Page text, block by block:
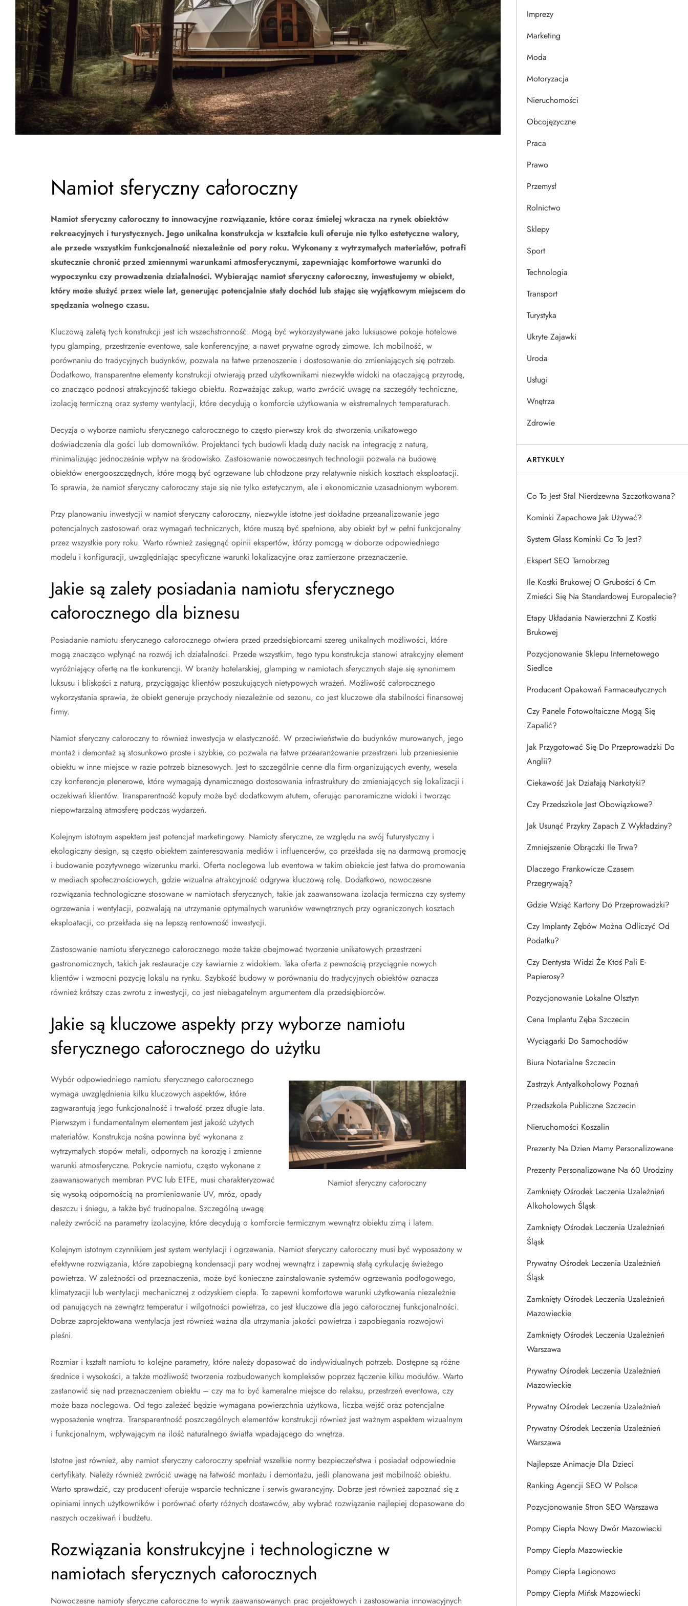
Namiot sferyczny całoroczny
Namiot sferyczny całoroczny to innowacyjne rozwiązanie, które coraz śmielej wkracza na rynek obiektów
rekreacyjnych i turystycznych. Jego unikalna konstrukcja w kształcie kuli oferuje nie tylko estetyczne walory,
ale przede wszystkim funkcjonalność niezależnie od pory roku. Wykonany z wytrzymałych materiałów, potrafi
skutecznie chronić przed zmiennymi warunkami atmosferycznymi, zapewniając komfortowe warunki do
wypoczynku czy prowadzenia działalności. Wybierając namiot sferyczny całoroczny, inwestujemy w obiekt,
który może służyć przez wiele lat, generując potencjalnie stały dochód lub stając się wyjątkowym miejscem do
spędzania wolnego czasu.
Kluczową zaletą tych konstrukcji jest ich wszechstronność. Mogą być wykorzystywane jako luksusowe pokoje hotelowe
typu glamping, przestrzenie eventowe, sale konferencyjne, a nawet prywatne ogrody zimowe. Ich mobilność, w
porównaniu do tradycyjnych budynków, pozwala na łatwe przenoszenie i dostosowanie do zmieniających się potrzeb.
Dodatkowo, transparentne elementy konstrukcji otwierają przed użytkownikami niezwykłe widoki na otaczającą przyrodę,
co znacząco podnosi atrakcyjność takiego obiektu. Rozważając zakup, warto zwrócić uwagę na szczegóły techniczne,
izolację termiczną oraz systemy wentylacji, które decydują o komforcie użytkowania w ekstremalnych temperaturach.
Decyzja o wyborze namiotu sferycznego całorocznego to często pierwszy krok do stworzenia unikatowego
doświadczenia dla gości lub domowników. Projektanci tych budowli kładą duży nacisk na integrację z naturą,
minimalizując jednocześnie wpływ na środowisko. Zastosowanie nowoczesnych technologii pozwala na budowę
obiektów energooszczędnych, które mogą być ogrzewane lub chłodzone przy relatywnie niskich kosztach eksploatacji.
To sprawia, że namiot sferyczny całoroczny staje się nie tylko estetycznym, ale i ekonomicznie uzasadnionym wyborem.
Przy planowaniu inwestycji w namiot sferyczny całoroczny, niezwykle istotne jest dokładne przeanalizowanie jego
potencjalnych zastosowań oraz wymagań technicznych, które muszą być spełnione, aby obiekt był w pełni funkcjonalny
przez wszystkie pory roku. Warto również zasięgnąć opinii ekspertów, którzy pomogą w doborze odpowiedniego
modelu i konfiguracji, uwzględniając specyficzne warunki lokalizacyjne oraz zamierzone przeznaczenie.
Jakie są zalety posiadania namiotu sferycznego
całorocznego dla biznesu
Posiadanie namiotu sferycznego całorocznego otwiera przed przedsiębiorcami szereg unikalnych możliwości, które
mogą znacząco wpłynąć na rozwój ich działalności. Przede wszystkim, tego typu konstrukcja stanowi atrakcyjny element
wyróżniający ofertę na tle konkurencji. W branży hotelarskiej, glamping w namiotach sferycznych staje się synonimem
luksusu i bliskości z naturą, przyciągając klientów poszukujących nietypowych wrażeń. Możliwość całorocznego
wykorzystania sprawia, że obiekt generuje przychody niezależnie od sezonu, co jest kluczowe dla stabilności finansowej
firmy.
Namiot sferyczny całoroczny to również inwestycja w elastyczność. W przeciwieństwie do budynków murowanych, jego
montaż i demontaż są stosunkowo proste i szybkie, co pozwala na łatwe przearanżowanie przestrzeni lub przeniesienie
obiektu w inne miejsce w razie potrzeb biznesowych. Jest to szczególnie cenne dla firm organizujących eventy, wesela
czy konferencje plenerowe, które wymagają dynamicznego dostosowania infrastruktury do zmieniających się lokalizacji i
oczekiwań klientów. Transparentność kopuły może być dodatkowym atutem, oferując panoramiczne widoki i tworząc
niepowtarzalną atmosferę podczas wydarzeń.
Kolejnym istotnym aspektem jest potencjał marketingowy. Namioty sferyczne, ze względu na swój futurystyczny i
ekologiczny design, są często obiektem zainteresowania mediów i influencerów, co przekłada się na darmową promocję
i budowanie pozytywnego wizerunku marki. Oferta noclegowa lub eventowa w takim obiekcie jest łatwa do promowania
w mediach społecznościowych, gdzie wizualna atrakcyjność odgrywa kluczową rolę. Dodatkowo, nowoczesne
rozwiązania technologiczne stosowane w namiotach sferycznych, takie jak zaawansowana izolacja termiczna czy systemy
ogrzewania i wentylacji, pozwalają na utrzymanie optymalnych warunków wewnętrznych przy ograniczonych kosztach
eksploatacji, co przekłada się na lepszą rentowność inwestycji.
Zastosowanie namiotu sferycznego całorocznego może także obejmować tworzenie unikatowych przestrzeni
gastronomicznych, takich jak restauracje czy kawiarnie z widokiem. Taka oferta z pewnością przyciągnie nowych
klientów i wzmocni pozycję lokalu na rynku. Szybkość budowy w porównaniu do tradycyjnych obiektów oznacza
również krótszy czas zwrotu z inwestycji, co jest niebagatelnym argumentem dla przedsiębiorców.
Jakie są kluczowe aspekty przy wyborze namiotu
sferycznego całorocznego do użytku
Namiot sferyczny całoroczny
Wybór odpowiedniego namiotu sferycznego całorocznego
wymaga uwzględnienia kilku kluczowych aspektów, które
zagwarantują jego funkcjonalność i trwałość przez długie lata.
Pierwszym i fundamentalnym elementem jest jakość użytych
materiałów. Konstrukcja nośna powinna być wykonana z
wytrzymałych stopów metali, odpornych na korozję i zmienne
warunki atmosferyczne. Pokrycie namiotu, często wykonane z
zaawansowanych membran PVC lub ETFE, musi charakteryzować
się wysoką odpornością na promieniowanie UV, mróz, opady
deszczu i śniegu, a także być trudnopalne. Szczególną uwagę
należy zwrócić na parametry izolacyjne, które decydują o komforcie termicznym wewnątrz obiektu zimą i latem.
Kolejnym istotnym czynnikiem jest system wentylacji i ogrzewania. Namiot sferyczny całoroczny musi być wyposażony w
efektywne rozwiązania, które zapobiegną kondensacji pary wodnej wewnątrz i zapewnią stałą cyrkulację świeżego
powietrza. W zależności od przeznaczenia, może być konieczne zainstalowanie systemów ogrzewania podłogowego,
klimatyzacji lub wentylacji mechanicznej z odzyskiem ciepła. To zapewni komfortowe warunki użytkowania niezależnie
od panujących na zewnątrz temperatur i wilgotności powietrza, co jest kluczowe dla jego całorocznej funkcjonalności.
Dobrze zaprojektowana wentylacja jest również ważna dla utrzymania jakości powietrza i zapobiegania rozwojowi
pleśni.
Rozmiar i kształt namiotu to kolejne parametry, które należy dopasować do indywidualnych potrzeb. Dostępne są różne
średnice i wysokości, a także możliwość tworzenia rozbudowanych kompleksów poprzez łączenie kilku modułów. Warto
zastanowić się nad przeznaczeniem obiektu – czy ma to być kameralne miejsce do relaksu, przestrzeń eventowa, czy
może baza noclegowa. Od tego zależeć będzie wymagana powierzchnia użytkowa, liczba wejść oraz potencjalne
wyposażenie wnętrza. Transparentność poszczególnych elementów konstrukcji również jest ważnym aspektem wizualnym
i funkcjonalnym, wpływającym na ilość naturalnego światła wpadającego do wnętrza.
Istotne jest również, aby namiot sferyczny całoroczny spełniał wszelkie normy bezpieczeństwa i posiadał odpowiednie
certyfikaty. Należy również zwrócić uwagę na łatwość montażu i demontażu, jeśli planowana jest mobilność obiektu.
Warto sprawdzić, czy producent oferuje wsparcie techniczne i serwis gwarancyjny. Dobrze jest również zapoznać się z
opiniami innych użytkowników i porównać oferty różnych dostawców, aby wybrać rozwiązanie najlepiej dopasowane do
naszych oczekiwań i budżetu.
Rozwiązania konstrukcyjne i technologiczne w
namiotach sferycznych całorocznych
Nowoczesne namioty sferyczne całoroczne to wynik zaawansowanych prac projektowych i zastosowania innowacyjnych
Imprezy
Marketing
Moda
Motoryzacja
Nieruchomości
Obcojęzyczne
Praca
Prawo
Przemysł
Rolnictwo
Sklepy
Sport
Technologia
Transport
Turystyka
Ukryte Zajawki
Uroda
Usługi
Wnętrza
Zdrowie
ARTYKUŁY
Co To Jest Stal Nierdzewna Szczotkowana?
Kominki Zapachowe Jak Używać?
System Glass Kominki Co To Jest?
Ekspert SEO Tarnobrzeg
Ile Kostki Brukowej O Grubości 6 Cm
Zmieści Się Na Standardowej Europalecie?
Etapy Układania Nawierzchni Z Kostki
Brukowej
Pozycjonowanie Sklepu Internetowego
Siedlce
Producent Opakowań Farmaceutycznych
Czy Panele Fotowoltaiczne Mogą Się
Zapalić?
Jak Przygotować Się Do Przeprowadzki Do
Anglii?
Ciekawość Jak Działają Narkotyki?
Czy Przedszkole Jest Obowiązkowe?
Jak Usunąć Przykry Zapach Z Wykładziny?
Zmniejszenie Obrączki Ile Trwa?
Dlaczego Frankowicze Czasem
Przegrywają?
Gdzie Wziąć Kartony Do Przeprowadzki?
Czy Implanty Zębów Można Odliczyć Od
Podatku?
Czy Dentysta Widzi Że Ktoś Pali E-
Papierosy?
Pozycjonowanie Lokalne Olsztyn
Cena Implantu Zęba Szczecin
Wyciągarki Do Samochodów
Biura Notarialne Szczecin
Zastrzyk Antyalkoholowy Poznań
Przedszkola Publiczne Szczecin
Nieruchomości Koszalin
Prezenty Na Dzien Mamy Personalizowane
Prezenty Personalizowane Na 60 Urodziny
Zamknięty Ośrodek Leczenia Uzależnień
Alkoholowych Śląsk
Zamknięty Ośrodek Leczenia Uzależnień
Śląsk
Prywatny Ośrodek Leczenia Uzależnień
Śląsk
Zamknięty Ośrodek Leczenia Uzależnień
Mazowieckie
Zamknięty Ośrodek Leczenia Uzależnień
Warszawa
Prywatny Ośrodek Leczenia Uzależnień
Mazowieckie
Prywatny Ośrodek Leczenia Uzależnień
Prywatny Ośrodek Leczenia Uzależnień
Warszawa
Najlepsze Animacje Dla Dzieci
Ranking Agencji SEO W Polsce
Pozycjonowanie Stron SEO Warszawa
Pompy Ciepła Nowy Dwór Mazowiecki
Pompy Ciepła Mazowieckie
Pompy Ciepła Legionowo
Pompy Ciepła Mińsk Mazowiecki